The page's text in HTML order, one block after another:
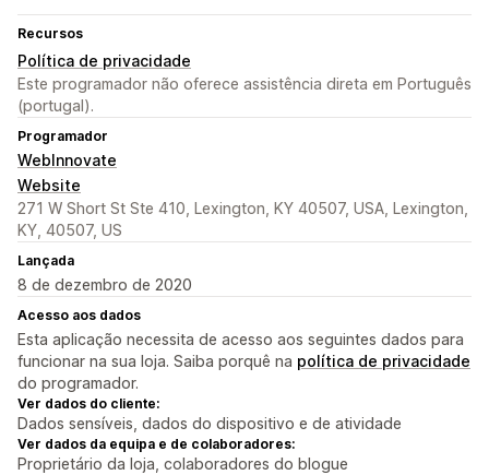
Recursos
Política de privacidade
Este programador não oferece assistência direta em Português
(portugal).
Programador
WebInnovate
Website
271 W Short St Ste 410, Lexington, KY 40507, USA, Lexington,
KY, 40507, US
Lançada
8 de dezembro de 2020
Acesso aos dados
Esta aplicação necessita de acesso aos seguintes dados para
funcionar na sua loja. Saiba porquê na política de privacidade
do programador.
Ver dados do cliente:
Dados sensíveis, dados do dispositivo e de atividade
Ver dados da equipa e de colaboradores:
Proprietário da loja, colaboradores do blogue